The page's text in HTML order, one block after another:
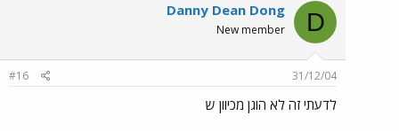
D
Danny Dean Dong
New member
31/12/04
#16
לדעתי זה לא הוגן מכיוון ש